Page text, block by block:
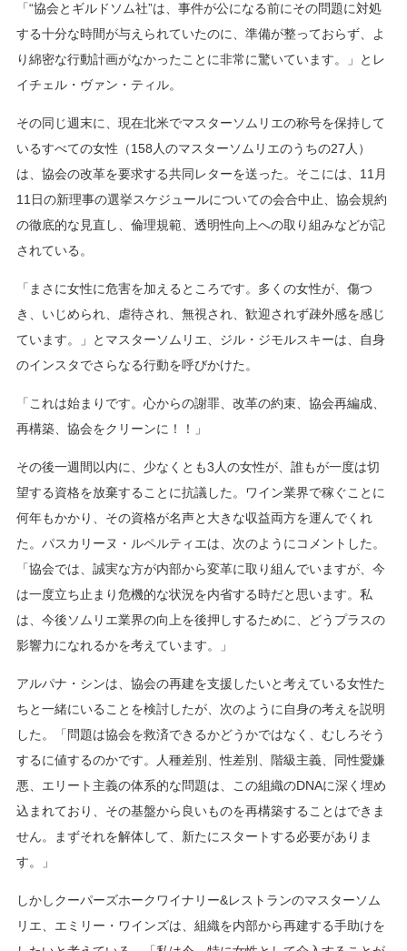
「“協会とギルドソム社”は、事件が公になる前にその問題に対処
する十分な時間が与えられていたのに、準備が整っておらず、よ
り綿密な行動計画がなかったことに非常に驚いています。」とレ
イチェル・ヴァン・ティル。
その同じ週末に、現在北米でマスターソムリエの称号を保持して
いるすべての女性（158人のマスターソムリエのうちの27人）
は、協会の改革を要求する共同レターを送った。そこには、11月
11日の新理事の選挙スケジュールについての会合中止、協会規約
の徹底的な見直し、倫理規範、透明性向上への取り組みなどが記
されている。
「まさに女性に危害を加えるところです。多くの女性が、傷つ
き、いじめられ、虐待され、無視され、歓迎されず疎外感を感じ
ています。」とマスターソムリエ、ジル・ジモルスキーは、自身
のインスタでさらなる行動を呼びかけた。
「これは始まりです。心からの謝罪、改革の約束、協会再編成、
再構築、協会をクリーンに！！」
その後一週間以内に、少なくとも3人の女性が、誰もが一度は切
望する資格を放棄することに抗議した。ワイン業界で稼ぐことに
何年もかかり、その資格が名声と大きな収益両方を運んでくれ
た。パスカリーヌ・ルペルティエは、次のようにコメントした。
「協会では、誠実な方が内部から変革に取り組んでいますが、今
は一度立ち止まり危機的な状況を内省する時だと思います。私
は、今後ソムリエ業界の向上を後押しするために、どうプラスの
影響力になれるかを考えています。」
アルパナ・シンは、協会の再建を支援したいと考えている女性た
ちと一緒にいることを検討したが、次のように自身の考えを説明
した。「問題は協会を救済できるかどうかではなく、むしろそう
するに値するのかです。人種差別、性差別、階級主義、同性愛嫌
悪、エリート主義の体系的な問題は、この組織のDNAに深く埋め
込まれており、その基盤から良いものを再構築することはできま
せん。まずそれを解体して、新たにスタートする必要がありま
す。」
しかしクーパーズホークワイナリー&レストランのマスターソム
リエ、エミリー・ワインズは、組織を内部から再建する手助けを